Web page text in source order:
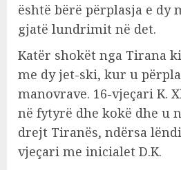
është bërë përplasja e dy
gjatë lundrimit në det.
Katër shokët nga Tirana
me dy jet-ski, kur u
manovrave. 16-vjeçari K.
në fytyrë dhe kokë dhe u
drejt Tiranës, ndërsa
vjeçari me inicialet D.K.